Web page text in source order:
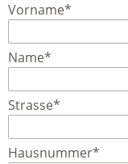
Vorname*
Name*
Strasse*
Hausnummer*